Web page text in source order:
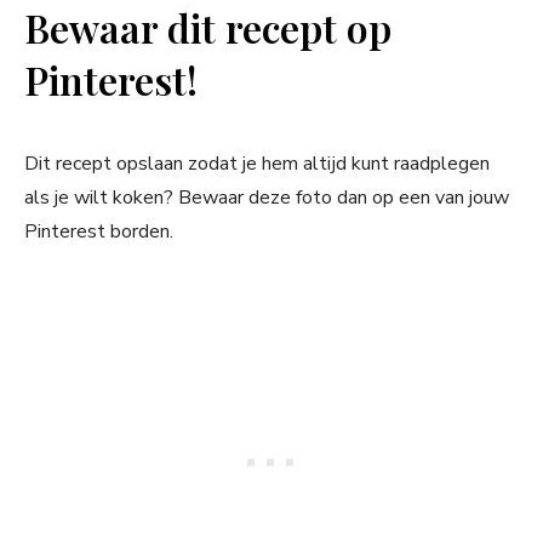
Bewaar dit recept op
Pinterest!
Dit recept opslaan zodat je hem altijd kunt raadplegen
als je wilt koken? Bewaar deze foto dan op een van jouw
Pinterest borden.